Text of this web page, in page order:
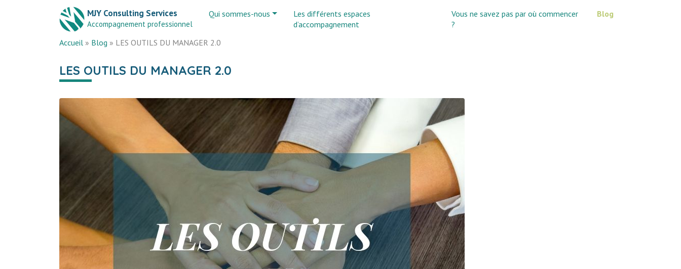
MJY Consulting Services
Accompagnement professionnel
Qui sommes-nous
Les différents espaces
d’accompagnement
Vous ne savez pas par où commencer
?
Blog
Accueil » Blog » LES OUTILS DU MANAGER 2.0
LES OUTILS DU MANAGER 2.0